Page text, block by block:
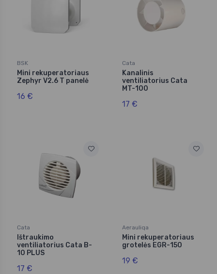
BSK
Mini rekuperatoriaus
Zephyr V2.6 T panelė
16 €
Cata
Kanalinis
ventiliatorius Cata
MT-100
17 €
Cata
Ištraukimo
ventiliatorius Cata B-
10 PLUS
17 €
Aerauliqa
Mini rekuperatoriaus
grotelės EGR-150
19 €